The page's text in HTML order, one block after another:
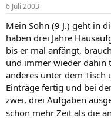
e
r
t
a
m
6 Juli 2003
Mein Sohn (9 J.) geht in
haben drei Jahre
bis er mal anfängt,
und immer wieder dahin
anderes unter dem Tisch
Einträge fertig und bei
zwei, drei Aufgaben
schon mehr Zeit als die